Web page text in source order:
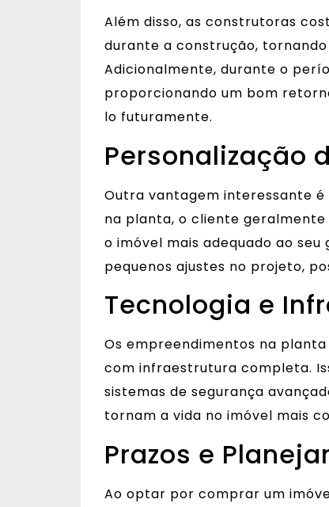
Além disso, as construtoras
durante a construção,
Adicionalmente, durante o
proporcionando um bom
lo futuramente.
Personalização
Outra vantagem interessante
na planta, o cliente
o imóvel mais adequado ao
pequenos ajustes no projeto,
Tecnologia e
Os empreendimentos na
com infraestrutura completa.
sistemas de segurança
tornam a vida no imóvel mais
Prazos e
Ao optar por comprar um